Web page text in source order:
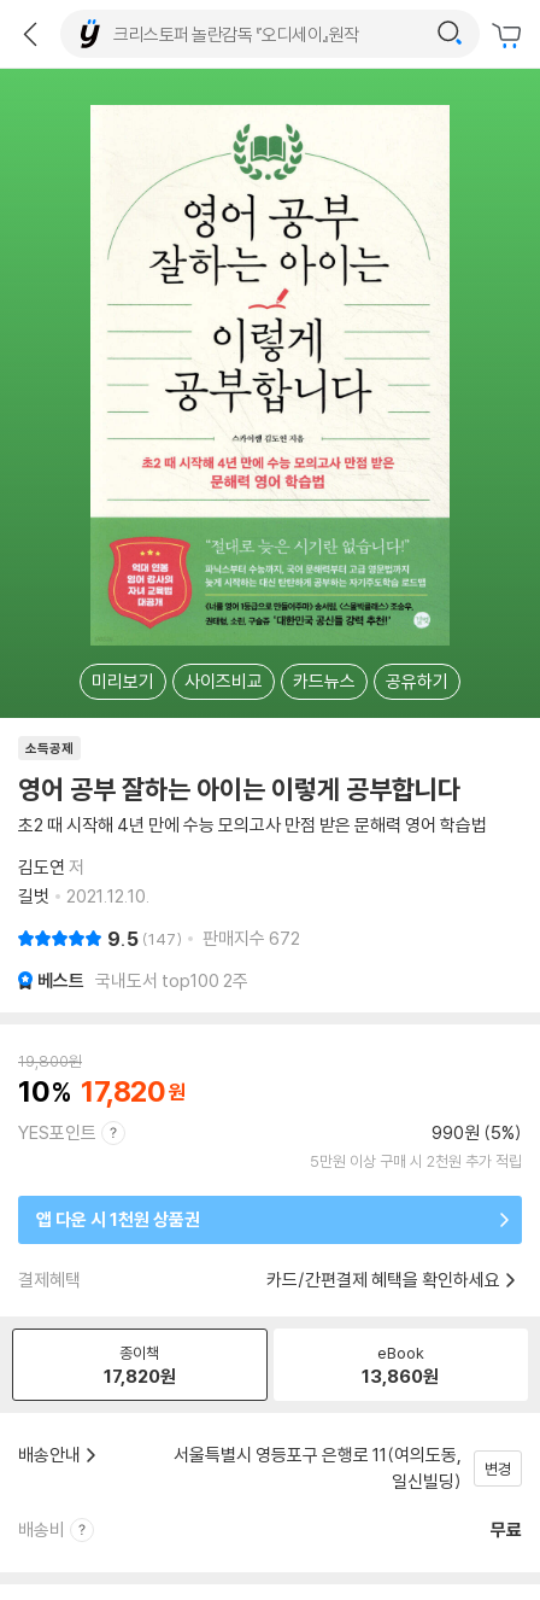
미리보기 사이즈비교 카드뉴스 공유하기
소득공제
영어 공부 잘하는 아이는 이렇게 공부합니다
초2 때 시작해 4년 만에 수능 모의고사 만점 받은 문해력 영어 학습법
김도연 저
길벗
2021.12.10.
9.5 147 판매지수 672
베스트 국내도서 top100 2주
19,800원
10 17,820
YES포인트 990원 (5%)
5만원 이상 구매 시 2천원 추가 적립
앱 다운 시 1천원 상품권
결제혜택 카드/간편결제 혜택을 확인하세요
종이책
17,820원
eBook
13,860원
배송안내
서울특별시 영등포구 은행로 11(여의도동,
일신빌딩)
변경
배송비 무료